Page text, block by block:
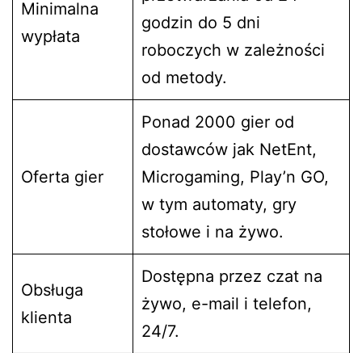
Minimalna
wypłata
godzin do 5 dni
roboczych w zależności
od metody.
Oferta gier
Ponad 2000 gier od
dostawców jak NetEnt,
Microgaming, Play’n GO,
w tym automaty, gry
stołowe i na żywo.
Obsługa
klienta
Dostępna przez czat na
żywo, e-mail i telefon,
24/7.